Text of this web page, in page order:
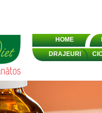
HOME
DRAJEURI